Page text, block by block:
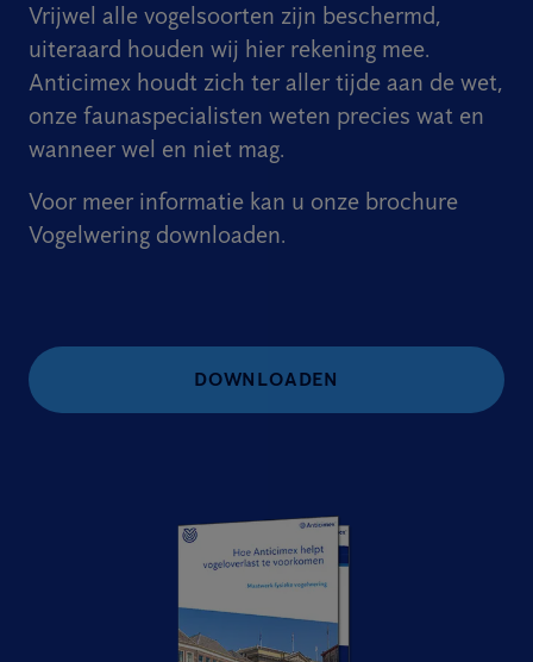
Vrijwel alle vogelsoorten zijn beschermd,
uiteraard houden wij hier rekening mee.
Anticimex houdt zich ter aller tijde aan de wet,
onze faunaspecialisten weten precies wat en
wanneer wel en niet mag.
Voor meer informatie kan u onze brochure
Vogelwering downloaden.
DOWNLOADEN